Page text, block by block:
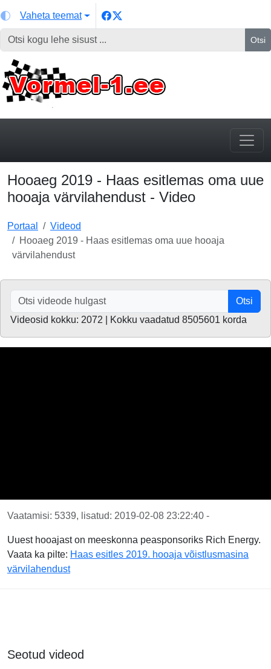
Vaheta teemat
Otsi
Hooaeg 2019 - Haas esitlemas oma uue
hooaja värvilahendust - Video
Portaal
Videod
Hooaeg 2019 - Haas esitlemas oma uue hooaja
värvilahendust
Otsi
Videosid kokku: 2072 | Kokku vaadatud 8505601 korda
Vaatamisi: 5339, lisatud: 2019-02-08 23:22:40 -
Uuest hooajast on meeskonna peasponsoriks Rich Energy.
Vaata ka pilte: Haas esitles 2019. hooaja võistlusmasina
värvilahendust
Seotud videod